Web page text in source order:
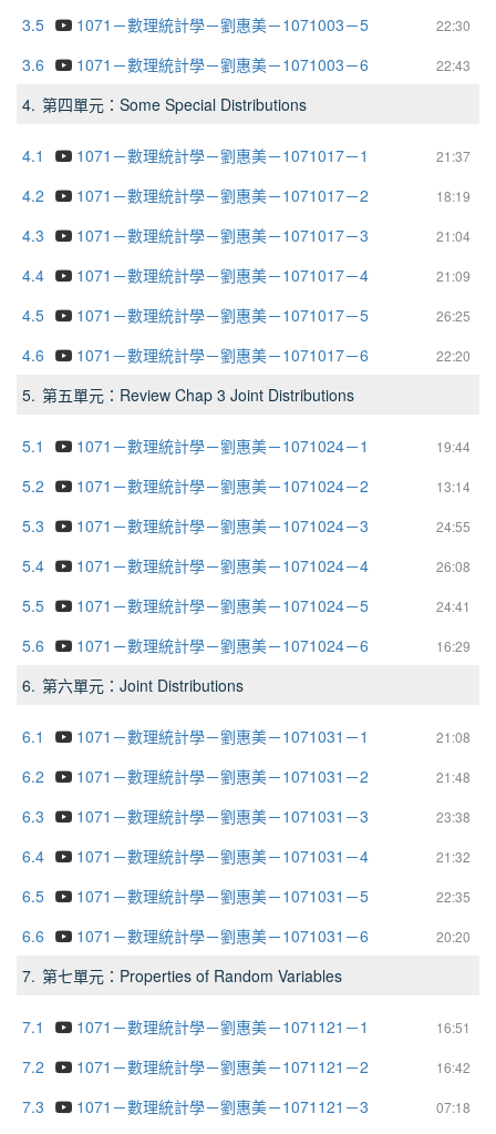
3.5 22:30
1071－數理統計學－劉惠美－1071003－5
3.6
22:43
1071－數理統計學－劉惠美－1071003－6
4. 第四單元：Some Special Distributions
4.1 21:37
1071－數理統計學－劉惠美－1071017－1
4.2
18:19
1071－數理統計學－劉惠美－1071017－2
4.3
21:04
1071－數理統計學－劉惠美－1071017－3
4.4
21:09
1071－數理統計學－劉惠美－1071017－4
4.5
26:25
1071－數理統計學－劉惠美－1071017－5
4.6
22:20
1071－數理統計學－劉惠美－1071017－6
5. 第五單元：Review Chap 3 Joint Distributions
5.1 19:44
1071－數理統計學－劉惠美－1071024－1
5.2
13:14
1071－數理統計學－劉惠美－1071024－2
5.3
24:55
1071－數理統計學－劉惠美－1071024－3
5.4
26:08
1071－數理統計學－劉惠美－1071024－4
5.5
24:41
1071－數理統計學－劉惠美－1071024－5
5.6
16:29
1071－數理統計學－劉惠美－1071024－6
6. 第六單元：Joint Distributions
6.1 21:08
1071－數理統計學－劉惠美－1071031－1
6.2
21:48
1071－數理統計學－劉惠美－1071031－2
6.3
23:38
1071－數理統計學－劉惠美－1071031－3
6.4
21:32
1071－數理統計學－劉惠美－1071031－4
6.5
22:35
1071－數理統計學－劉惠美－1071031－5
6.6
20:20
1071－數理統計學－劉惠美－1071031－6
7. 第七單元：Properties of Random Variables
7.1 16:51
1071－數理統計學－劉惠美－1071121－1
7.2
16:42
1071－數理統計學－劉惠美－1071121－2
7.3
07:18
1071－數理統計學－劉惠美－1071121－3